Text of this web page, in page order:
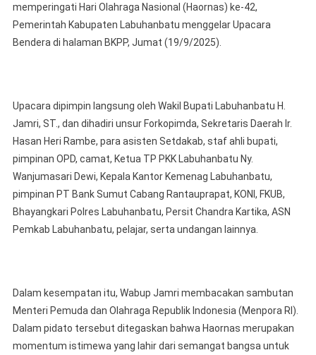
Ke-
42
Wabup
Menpora
RI
memperingati Hari Olahraga Nasional (Haornas) ke-42,
Pemerintah Kabupaten Labuhanbatu menggelar Upacara
Bendera di halaman BKPP, Jumat (19/9/2025).
Upacara dipimpin langsung oleh Wakil Bupati Labuhanbatu H.
Jamri, ST., dan dihadiri unsur Forkopimda, Sekretaris Daerah Ir.
Hasan Heri Rambe, para asisten Setdakab, staf ahli bupati,
pimpinan OPD, camat, Ketua TP PKK Labuhanbatu Ny.
Wanjumasari Dewi, Kepala Kantor Kemenag Labuhanbatu,
pimpinan PT Bank Sumut Cabang Rantauprapat, KONI, FKUB,
Bhayangkari Polres Labuhanbatu, Persit Chandra Kartika, ASN
Pemkab Labuhanbatu, pelajar, serta undangan lainnya.
Dalam kesempatan itu, Wabup Jamri membacakan sambutan
Menteri Pemuda dan Olahraga Republik Indonesia (Menpora RI).
Dalam pidato tersebut ditegaskan bahwa Haornas merupakan
momentum istimewa yang lahir dari semangat bangsa untuk